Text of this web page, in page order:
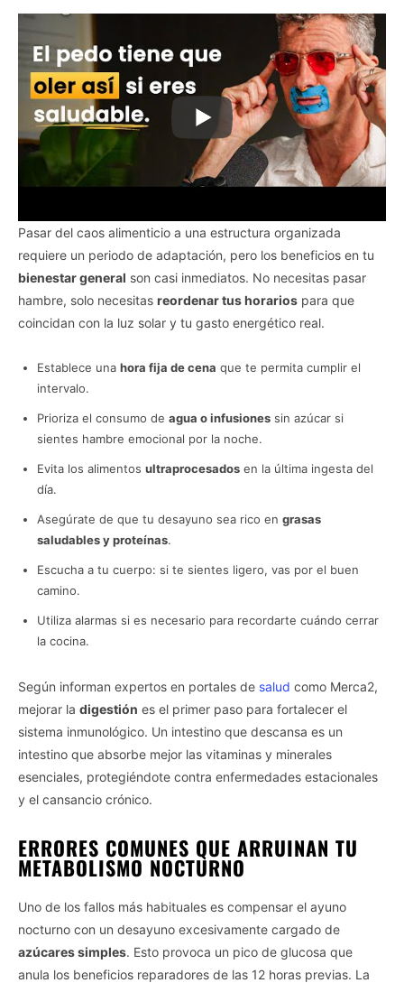
Pasar del caos alimenticio a una estructura organizada
requiere un periodo de adaptación, pero los beneficios en tu
bienestar general son casi inmediatos. No necesitas pasar
hambre, solo necesitas reordenar tus horarios para que
coincidan con la luz solar y tu gasto energético real.
Establece una hora fija de cena que te permita cumplir el
intervalo.
Prioriza el consumo de agua o infusiones sin azúcar si
sientes hambre emocional por la noche.
Evita los alimentos ultraprocesados en la última ingesta del
día.
Asegúrate de que tu desayuno sea rico en grasas
saludables y proteínas.
Escucha a tu cuerpo: si te sientes ligero, vas por el buen
camino.
Utiliza alarmas si es necesario para recordarte cuándo cerrar
la cocina.
Según informan expertos en portales de salud como Merca2,
mejorar la digestión es el primer paso para fortalecer el
sistema inmunológico. Un intestino que descansa es un
intestino que absorbe mejor las vitaminas y minerales
esenciales, protegiéndote contra enfermedades estacionales
y el cansancio crónico.
ERRORES COMUNES QUE ARRUINAN TU
METABOLISMO NOCTURNO
Uno de los fallos más habituales es compensar el ayuno
nocturno con un desayuno excesivamente cargado de
azúcares simples. Esto provoca un pico de glucosa que
anula los beneficios reparadores de las 12 horas previas. La